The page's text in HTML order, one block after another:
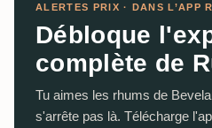
ALERTES PRIX · DANS L’APP
Débloque
complète de
Tu aimes les rhums de
s'arrête pas là. Télécharge